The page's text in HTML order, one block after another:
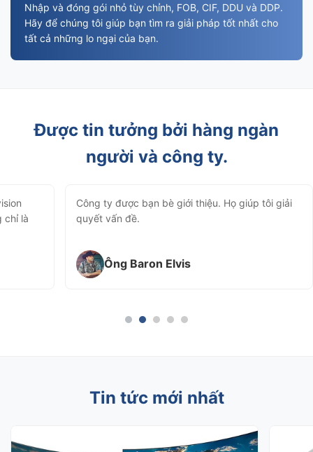
Nhập và đóng gói nhỏ tùy chỉnh, FOB, CIF, DDU và DDP.
Hãy để chúng tôi giúp bạn tìm ra giải pháp tốt nhất cho
tất cả những lo ngại của bạn.
Được tin tưởng bởi hàng ngàn
người và công ty.
chỉ là
Công ty được bạn bè giới thiệu. Họ giúp tôi giải
quyết vấn đề.
Ông Baron Elvis
Tin tức mới nhất